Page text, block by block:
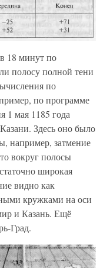
18 минут по
полосу полной тени
по
по программе
1 мая 1185 года
Здесь оно было
например, затмение
вокруг полосы
широкая
видно как
кружками на оси
и Казань. Ещё
Град.